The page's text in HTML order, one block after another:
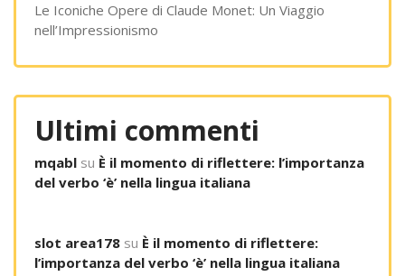
Le Iconiche Opere di Claude Monet: Un Viaggio
nell’Impressionismo
Ultimi commenti
mqabl su È il momento di riflettere: l’importanza
del verbo ‘è’ nella lingua italiana
slot area178 su È il momento di riflettere:
l’importanza del verbo ‘è’ nella lingua italiana